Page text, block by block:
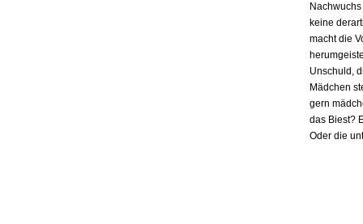
keine
macht die
Unschuld,
Mädchen
gern
das Biest?
Oder die